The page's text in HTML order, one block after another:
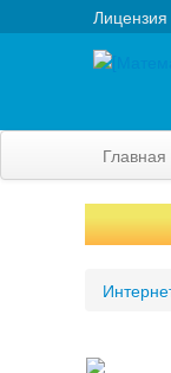
Главная